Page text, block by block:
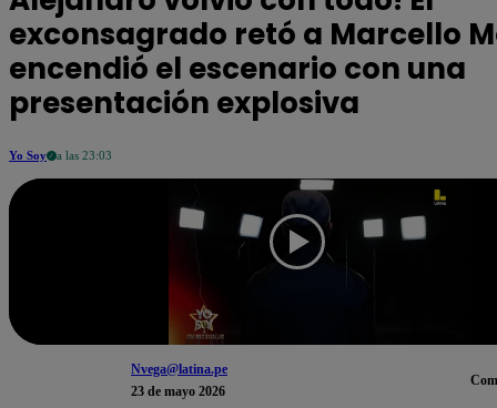
exconsagrado retó a Marcello
encendió el escenario con una
presentación explosiva
Yo Soy a las 23:03
Nvega@latina.pe
23 de mayo 2026